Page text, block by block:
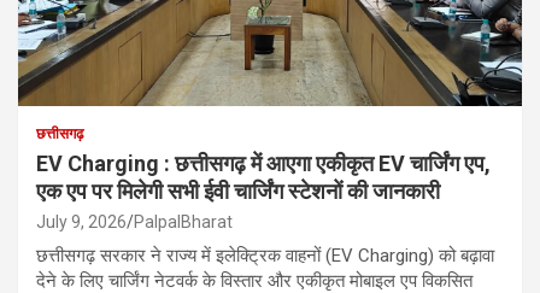
छत्तीसगढ़
EV Charging : छत्तीसगढ़ में आएगा एकीकृत EV चार्जिंग एप,
एक एप पर मिलेगी सभी ईवी चार्जिंग स्टेशनों की जानकारी
July 9, 2026 PalpalBharat
छत्तीसगढ़ सरकार ने राज्य में इलेक्ट्रिक वाहनों (EV Charging) को बढ़ावा
देने के लिए चार्जिंग नेटवर्क के विस्तार और एकीकृत मोबाइल एप विकसित